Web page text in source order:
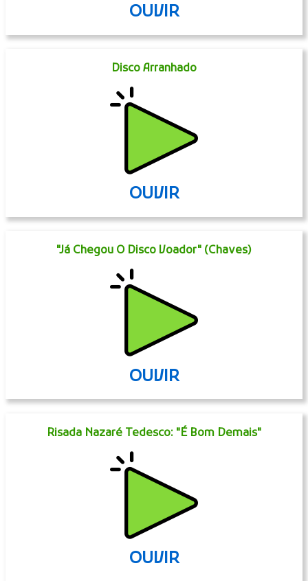
OUVIR
Disco Arranhado
OUVIR
"Já Chegou O Disco Voador" (Chaves)
OUVIR
Risada Nazaré Tedesco: "É Bom Demais"
OUVIR